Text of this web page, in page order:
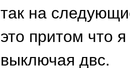
так на
это притом что
выключая двс.